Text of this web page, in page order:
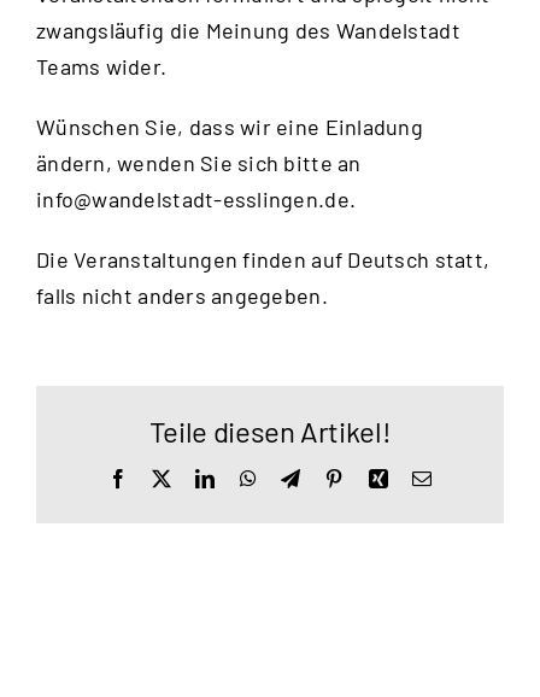
zwangsläufig die Meinung des Wandelstadt
Teams wider.
Wünschen Sie, dass wir eine Einladung
ändern, wenden Sie sich bitte an
info@wandelstadt-esslingen.de.
Die Veranstaltungen finden auf Deutsch statt,
falls nicht anders angegeben.
Teile diesen Artikel!
Facebook LinkedInWhatsApp
TelegramPinterestXingE-